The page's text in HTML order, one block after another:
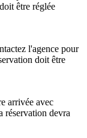
être réglée
l'agence pour
doit être
arrivée avec
réservation devra